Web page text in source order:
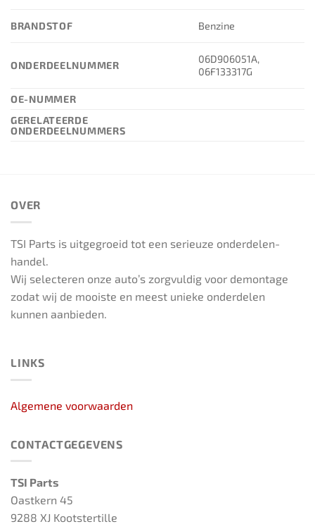
BRANDSTOF Benzine
ONDERDEELNUMMER
06D906051A,
06F133317G
OE-NUMMER
GERELATEERDE
ONDERDEELNUMMERS
OVER
TSI Parts is uitgegroeid tot een serieuze onderdelen-
handel.
Wij selecteren onze auto’s zorgvuldig voor demontage
zodat wij de mooiste en meest unieke onderdelen
kunnen aanbieden.
LINKS
Algemene voorwaarden
CONTACTGEGEVENS
TSI Parts
Oastkern 45
9288 XJ Kootstertille